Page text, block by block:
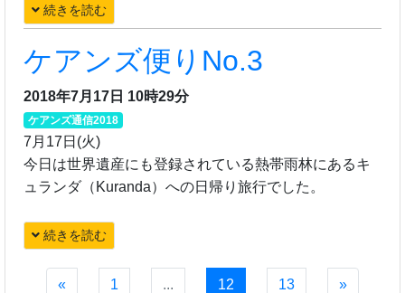
続きを読む
ケアンズ便りNo.3
2018年7月17日 10時29分
ケアンズ通信2018
7月17日(火)
今日は世界遺産にも登録されている熱帯雨林にあるキ
ュランダ（Kuranda）への日帰り旅行でした。
続きを読む
« 1 ... 12 13 »